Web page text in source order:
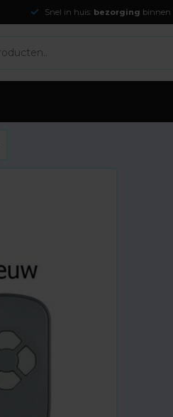
Snel in huis: bezorging binnen